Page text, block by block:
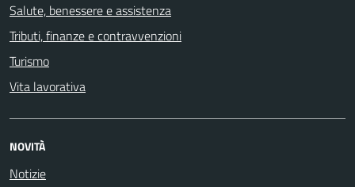
Salute, benessere e assistenza
Tributi, finanze e contravvenzioni
Turismo
Vita lavorativa
NOVITÀ
Notizie